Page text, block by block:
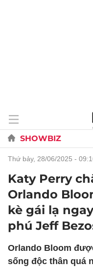
SHOWBIZ
thứ bảy, 28/06/2025 -
Katy Perry
Orlando
kè gái lạ
phú Jeff
Orlando Bloom
sống độc thân quá